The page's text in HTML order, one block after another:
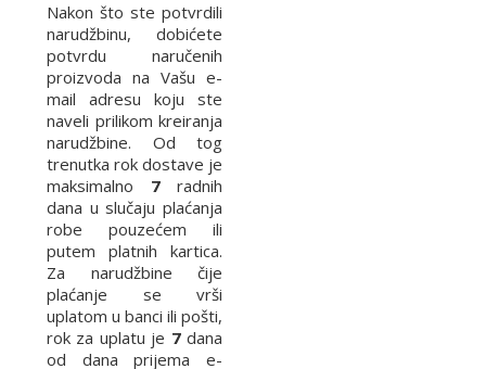
Nakon što ste potvrdili
narudžbinu, dobićete
potvrdu naručenih
proizvoda na Vašu e-
mail adresu koju ste
naveli prilikom kreiranja
narudžbine. Od tog
trenutka rok dostave je
maksimalno 7radnih
dana u slučaju plaćanja
robe pouzećem ili
putem platnih kartica.
Za narudžbine čije
plaćanje se vrši
uplatom u banci ili pošti,
rok za uplatu je 7dana
od dana prijema e-